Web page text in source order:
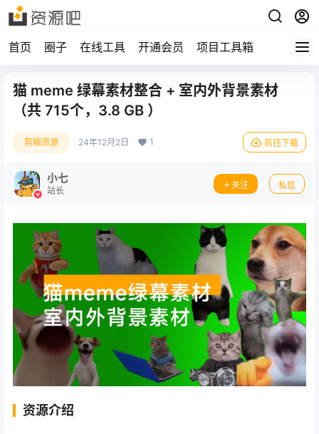
首页 圈子 在线工具 开通会员 项目工具箱
猫 meme 绿幕素材整合 + 室内外背景素材
（共 715个，3.8 GB ）
剪辑资源 24年12月2日 1 前往下载
小七
站长
关注 私信
资源介绍